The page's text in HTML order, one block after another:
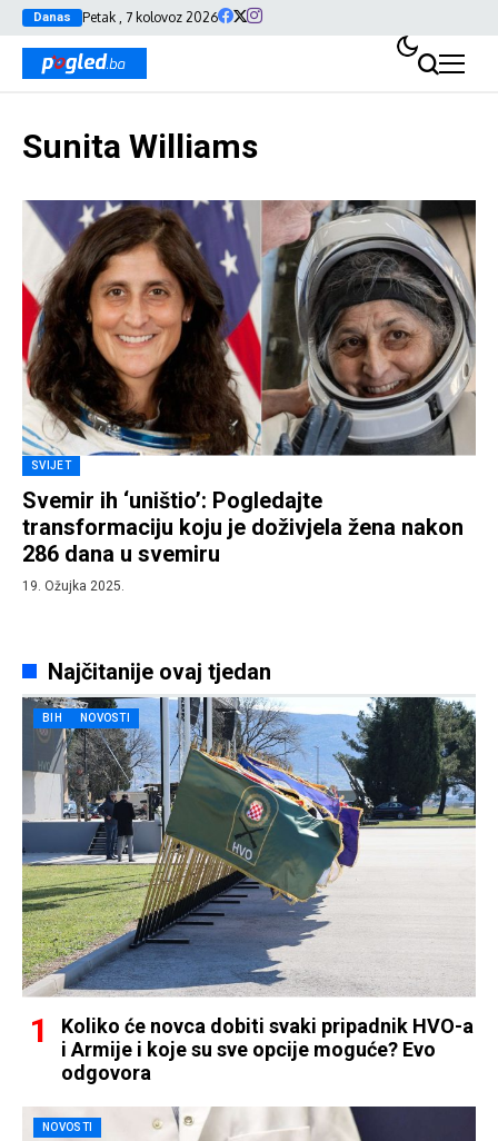
Danas Petak , 7 kolovoz 2026
Sunita Williams
SVIJET
Svemir ih ‘uništio’: Pogledajte
transformaciju koju je doživjela žena nakon
286 dana u svemiru
19. Ožujka 2025.
Najčitanije ovaj tjedan
BIH NOVOSTI
Koliko će novca dobiti svaki pripadnik HVO-a
i Armije i koje su sve opcije moguće? Evo
odgovora
NOVOSTI